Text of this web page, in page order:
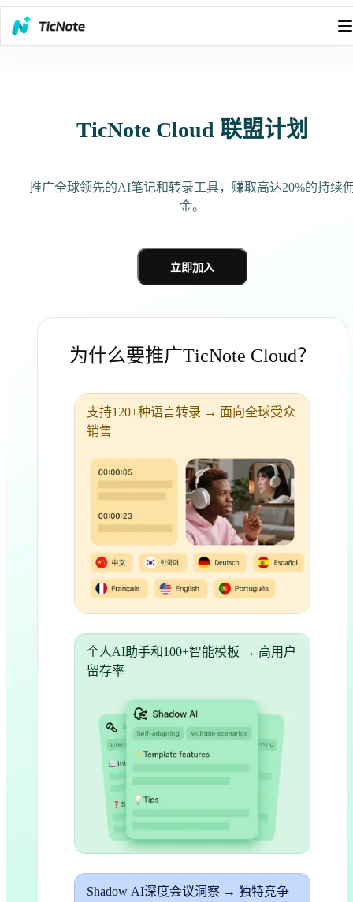
TicNote Cloud 联盟计划
推广全球领先的AI笔记和转录工具，赚取高达20%的持续
金。
立即加入
为什么要推广TicNote Cloud？
支持120+种语言转录 → 面向全球受众
销售
个人AI助手和100+智能模板 → 高用户
留存率
Shadow AI深度会议洞察 → 独特竞争